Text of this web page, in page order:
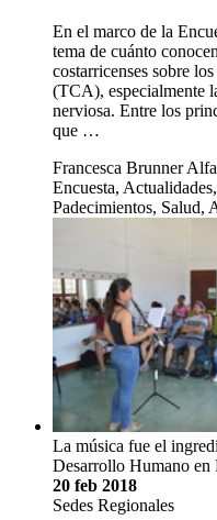
En el marco de la
tema de cuánto
costarricenses sobre
(TCA), especialmente
nerviosa. Entre los
que …
Francesca Brunner
Encuesta,
Padecimientos, Salud,
La música fue el
Desarrollo Humano en
20 feb 2018
Sedes Regionales